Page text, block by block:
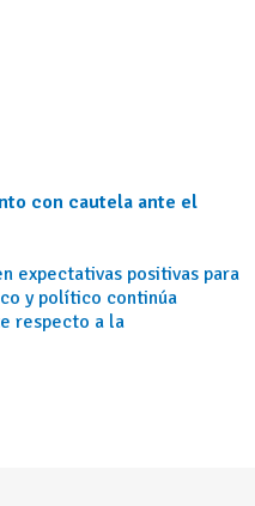
con cautela ante el
expectativas positivas para
y político continúa
respecto a la